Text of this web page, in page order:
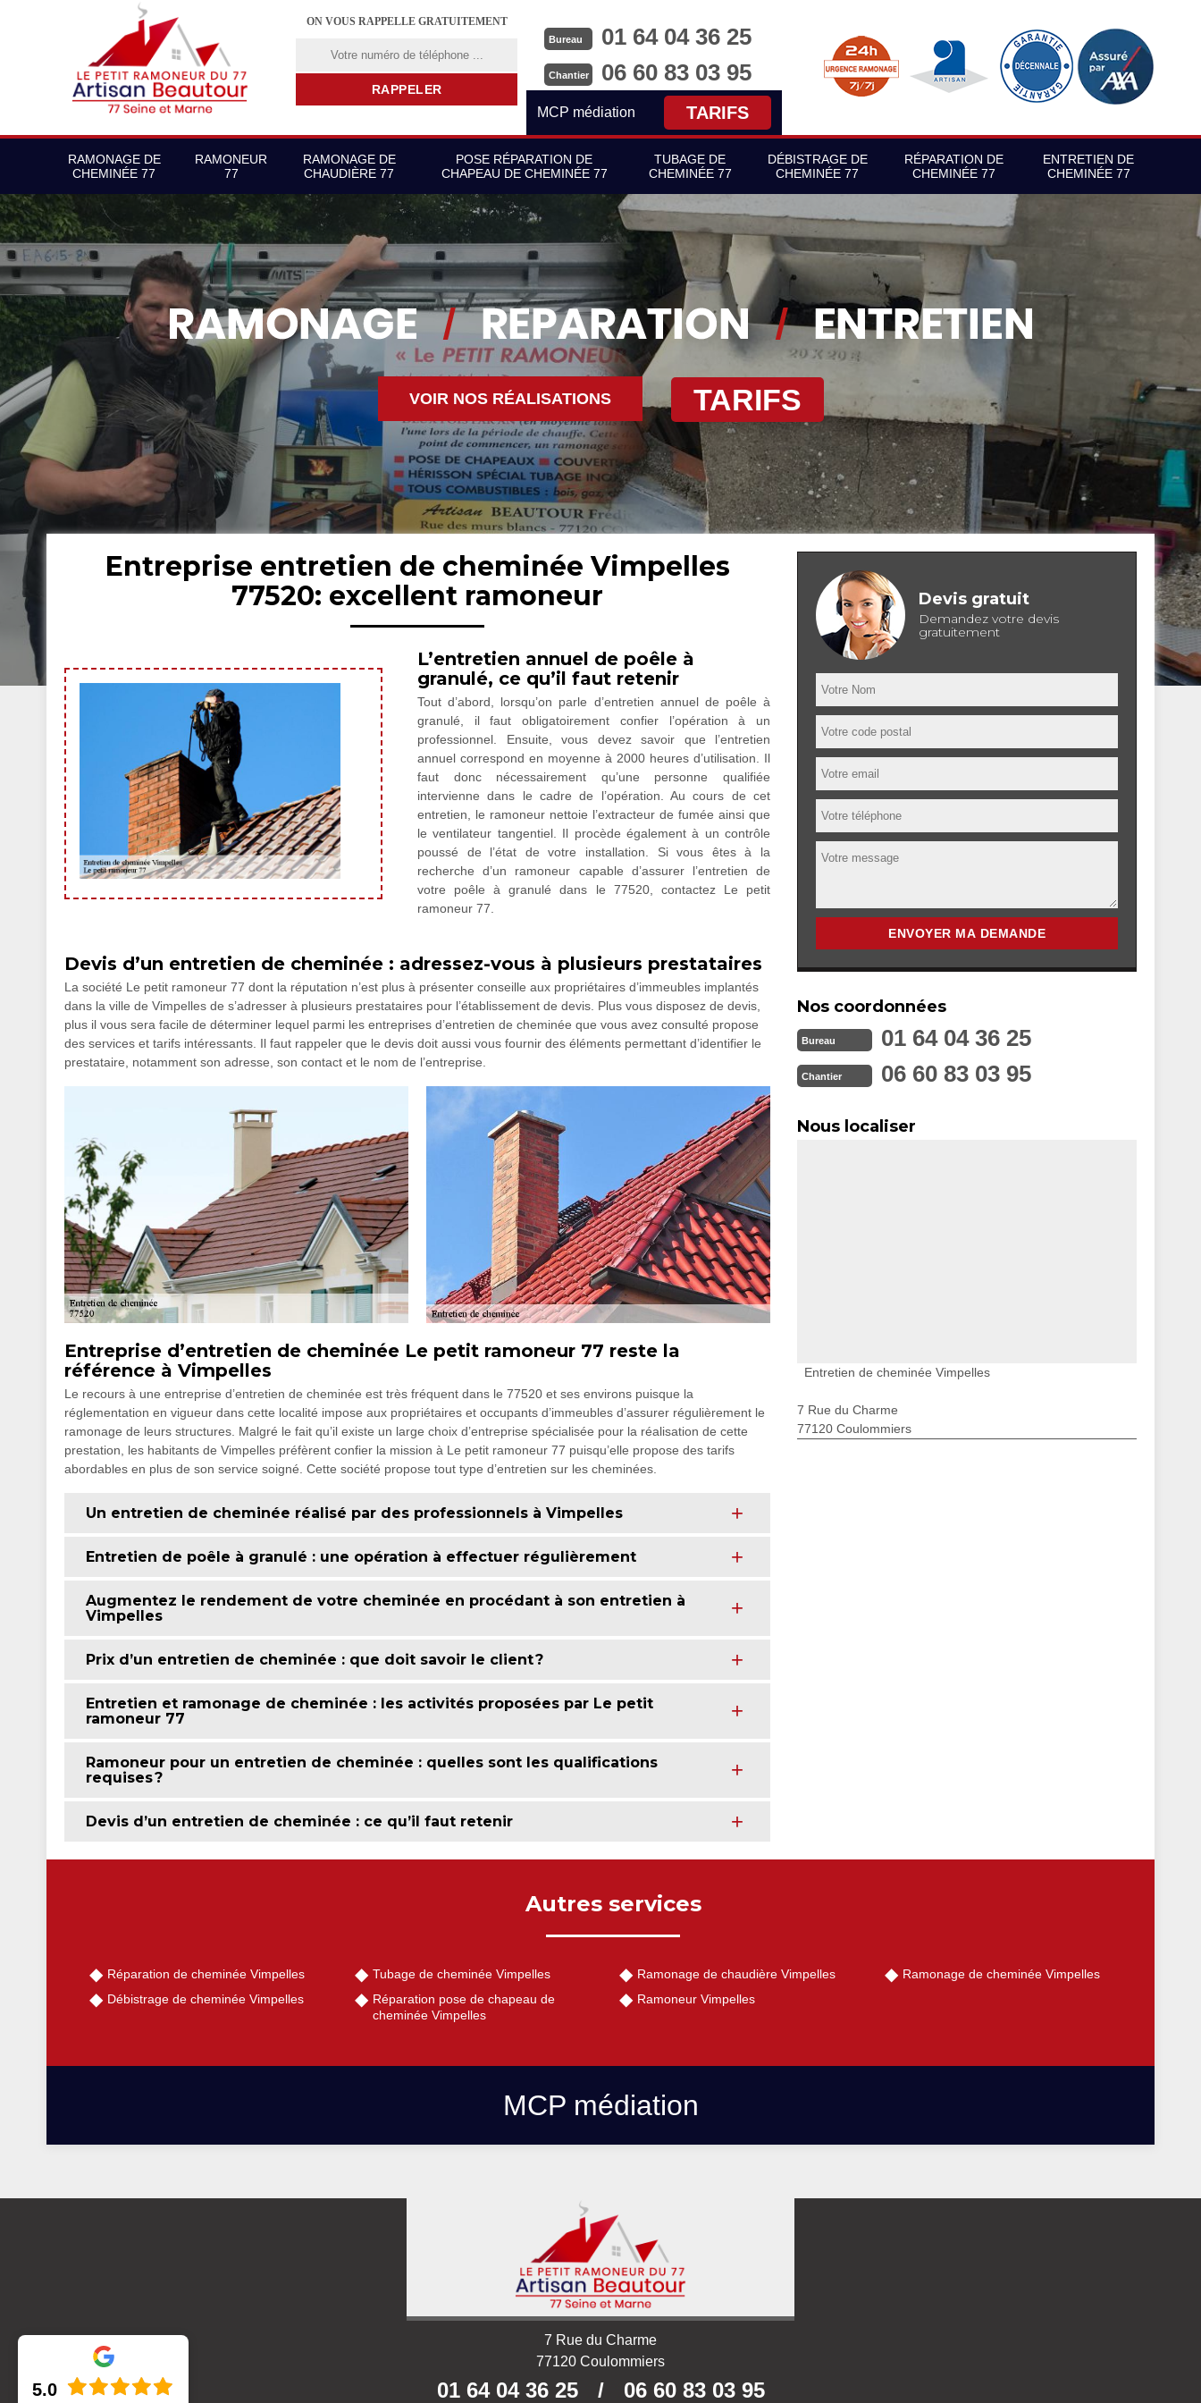
ON VOUS RAPPELLE GRATUITEMENT
Bureau 01 64 04 36 25
Chantier 06 60 83 03 95
MCP médiation TARIFS
RAMONAGE DE
CHEMINÉE 77
RAMONEUR
77
RAMONAGE DE
CHAUDIÈRE 77
POSE RÉPARATION DE
CHAPEAU DE CHEMINÉE 77
TUBAGE DE
CHEMINÉE 77
DÉBISTRAGE DE
CHEMINÉE 77
RÉPARATION DE
CHEMINÉE 77
ENTRETIEN DE
CHEMINÉE 77
VOIR NOS RÉALISATIONS TARIFS
Entreprise entretien de cheminée Vimpelles
77520: excellent ramoneur
L’entretien annuel de poêle à
granulé, ce qu’il faut retenir
Tout d’abord, lorsqu’on parle d’entretien annuel de poêle à
granulé, il faut obligatoirement confier l’opération à un
professionnel. Ensuite, vous devez savoir que l’entretien
annuel correspond en moyenne à 2000 heures d’utilisation. Il
faut donc nécessairement qu’une personne qualifiée
intervienne dans le cadre de l’opération. Au cours de cet
entretien, le ramoneur nettoie l’extracteur de fumée ainsi que
le ventilateur tangentiel. Il procède également à un contrôle
poussé de l’état de votre installation. Si vous êtes à la
recherche d’un ramoneur capable d’assurer l’entretien de
votre poêle à granulé dans le 77520, contactez Le petit
ramoneur 77.
Devis d’un entretien de cheminée : adressez-vous à plusieurs prestataires
La société Le petit ramoneur 77 dont la réputation n’est plus à présenter conseille aux propriétaires d’immeubles implantés
dans la ville de Vimpelles de s’adresser à plusieurs prestataires pour l’établissement de devis. Plus vous disposez de devis,
plus il vous sera facile de déterminer lequel parmi les entreprises d’entretien de cheminée que vous avez consulté propose
des services et tarifs intéressants. Il faut rappeler que le devis doit aussi vous fournir des éléments permettant d’identifier le
prestataire, notamment son adresse, son contact et le nom de l’entreprise.
Entreprise d’entretien de cheminée Le petit ramoneur 77 reste la
référence à Vimpelles
Le recours à une entreprise d’entretien de cheminée est très fréquent dans le 77520 et ses environs puisque la
réglementation en vigueur dans cette localité impose aux propriétaires et occupants d’immeubles d’assurer régulièrement le
ramonage de leurs structures. Malgré le fait qu’il existe un large choix d’entreprise spécialisée pour la réalisation de cette
prestation, les habitants de Vimpelles préfèrent confier la mission à Le petit ramoneur 77 puisqu’elle propose des tarifs
abordables en plus de son service soigné. Cette société propose tout type d’entretien sur les cheminées.
Un entretien de cheminée réalisé par des professionnels à Vimpelles
Entretien de poêle à granulé : une opération à effectuer régulièrement
Augmentez le rendement de votre cheminée en procédant à son entretien à
Vimpelles
Prix d’un entretien de cheminée : que doit savoir le client ?
Entretien et ramonage de cheminée : les activités proposées par Le petit
ramoneur 77
Ramoneur pour un entretien de cheminée : quelles sont les qualifications
requises ?
Devis d’un entretien de cheminée : ce qu’il faut retenir
Devis gratuit
Demandez votre devis
gratuitement
Nos coordonnées
Bureau 01 64 04 36 25
Chantier 06 60 83 03 95
Nous localiser
Entretien de cheminée Vimpelles
7 Rue du Charme
77120 Coulommiers
Autres services
Réparation de cheminée Vimpelles
Débistrage de cheminée Vimpelles
Tubage de cheminée Vimpelles
Réparation pose de chapeau de
cheminée Vimpelles
Ramonage de chaudière Vimpelles
Ramoneur Vimpelles
Ramonage de cheminée Vimpelles
MCP médiation
7 Rue du Charme
77120 Coulommiers
01 64 04 36 25 / 06 60 83 03 95
5.0